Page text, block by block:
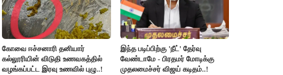
கோவை ஈச்சனாரி தனியார்
கல்லூரியின் விடுதி உணவகத்தில்
வழங்கப்பட்ட இரவு உணவில் புழு..!
இந்த படிப்பிற்கு 'நீட்' தேர்வு
வேண்டாமே - பிரதமர் மோடிக்கு
முதலமைச்சர் விஜய் கடிதம்..!